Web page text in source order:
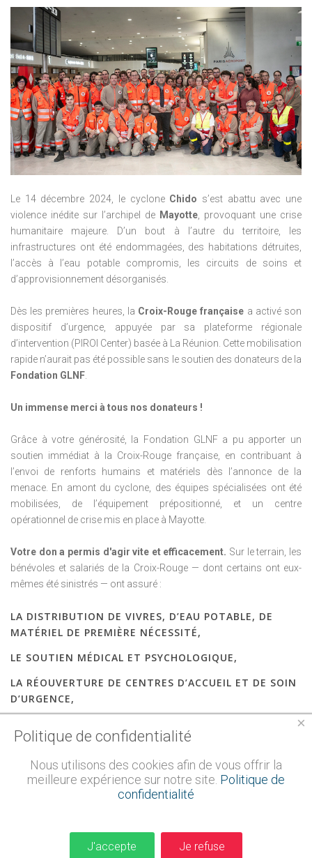
Le 14 décembre 2024, le cyclone Chido s’est abattu avec une
violence inédite sur l’archipel de Mayotte , provoquant une crise
humanitaire majeure. D’un bout à l’autre du territoire, les
infrastructures ont été endommagées, des habitations détruites,
l’accès à l’eau potable compromis, les circuits de soins et
d’approvisionnement désorganisés.
Dès les premières heures, la Croix-Rouge française a activé son
dispositif d’urgence, appuyée par sa plateforme régionale
d’intervention (PIROI Center) basée à La Réunion. Cette mobilisation
rapide n’aurait pas été possible sans le soutien des donateurs de la
Fondation GLNF
Un immense merci à tous nos donateurs !
Grâce à votre générosité, la Fondation GLNF a pu apporter un
soutien immédiat à la Croix-Rouge française, en contribuant à
l’envoi de renforts humains et matériels dès l’annonce de la
menace. En amont du cyclone, des équipes spécialisées ont été
mobilisées, de l’équipement prépositionné, et un centre
opérationnel de crise mis en place à Mayotte.
Votre don a permis d'agir vite et efficacement. Sur le terrain, les
bénévoles et salariés de la Croix-Rouge — dont certains ont eux-
mêmes été sinistrés — ont assuré :
LA DISTRIBUTION DE VIVRES, D’EAU POTABLE, DE
MATÉRIEL DE PREMIÈRE NÉCESSITÉ,
LE SOUTIEN MÉDICAL ET PSYCHOLOGIQUE,
LA RÉOUVERTURE DE CENTRES D’ACCUEIL ET DE SOIN
D’URGENCE,
POUR RÉPONDRE AUX BESOINS PRIORITAIRES.
Un plan d’avenir pour Mayotte
, soutenue par un plan 2025-2028 structuré autour de cinq
×
Politique de confidentialité
Nous utilisons des cookies afin de vous offrir la
meilleure expérience sur notre site. Politique de
confidentialité
J'accepte Je refuse